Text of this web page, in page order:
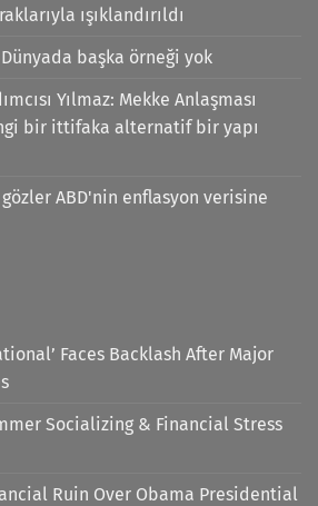
ışıklandırıldı
başka örneği yok
Yılmaz: Mekke Anlaşması
bir ittifaka alternatif bir yapı
ABD'nin enflasyon verisine
Faces Backlash After Major
Socializing & Financial Stress
Ruin Over Obama Presidential